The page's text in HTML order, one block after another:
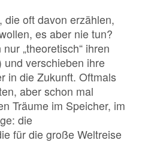
die oft davon erzählen,
es aber nie tun?
„theoretisch“ ihren
und verschieben ihre
in die Zukunft. Oftmals
aber schon mal
Träume im Speicher, im
die
für die große Weltreise